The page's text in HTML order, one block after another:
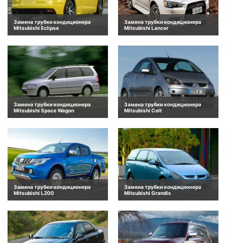
Замена трубки кондиционера
Mitsubishi Eclipse
Замена трубки кондиционера
Mitsubishi Lancer
Замена трубки кондиционера
Mitsubishi Space Wagon
Замена трубки кондиционера
Mitsubishi Colt
Замена трубки кондиционера
Mitsubishi L200
Замена трубки кондиционера
Mitsubishi Grandis